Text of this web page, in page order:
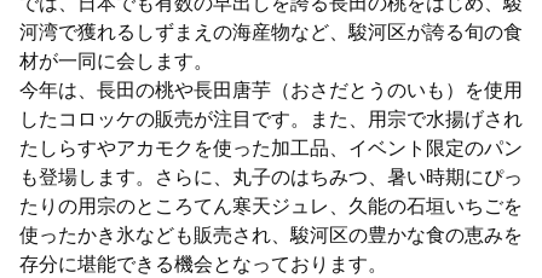
河湾で獲れるしずまえの海産物など、駿河区が誇る旬の食
材が一同に会します。
今年は、長田の桃や長田唐芋（おさだとうのいも）を使用
したコロッケの販売が注目です。また、用宗で水揚げされ
たしらすやアカモクを使った加工品、イベント限定のパン
も登場します。さらに、丸子のはちみつ、暑い時期にぴっ
たりの用宗のところてん寒天ジュレ、久能の石垣いちごを
使ったかき氷なども販売され、駿河区の豊かな食の恵みを
存分に堪能できる機会となっております。